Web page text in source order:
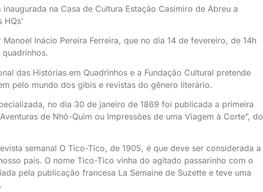
na Casa de Cultura Estação Casimiro de Abreu a
Inácio Pereira Ferreira, que no dia 14 de fevereiro, de 14h
das Histórias em Quadrinhos e a Fundação Cultural pretende
pelo mundo dos gibis e revistas do gênero literário.
no dia 30 de janeiro de 1869 foi publicada a primeira
de Nhô-Quim ou Impressões de uma Viagem à Corte”, do
semanal O Tico-Tico, de 1905, é que deve ser considerada a
país. O nome Tico-Tico vinha do agitado passarinho com o
pela publicação francesa La Semaine de Suzette e teve uma